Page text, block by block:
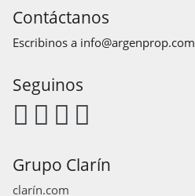
Contáctanos
Escribinos a info@argenprop.com
Seguinos
Grupo Clarín
clarín.com